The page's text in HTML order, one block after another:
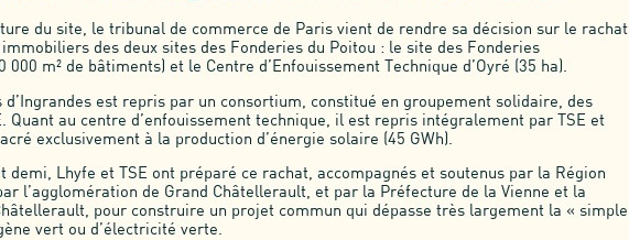
du site, le tribunal de commerce de Paris vient de rendre sa décision sur le rachat
des deux sites des Fonderies du Poitou : le site des Fonderies
000 m² de bâtiments) et le Centre d’Enfouissement Technique d’Oyré (35 ha).
d’Ingrandes est repris par un consortium, constitué en groupement solidaire, des
Quant au centre d’enfouissement technique, il est repris intégralement par TSE et
exclusivement à la production d’énergie solaire (45 GWh).
demi, Lhyfe et TSE ont préparé ce rachat, accompagnés et soutenus par la Région
l’agglomération de Grand Châtellerault, et par la Préfecture de la Vienne et la
pour construire un projet commun qui dépasse très largement la « simple
vert ou d’électricité verte.